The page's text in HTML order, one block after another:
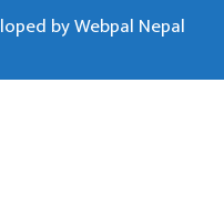
byWebpal Nepal